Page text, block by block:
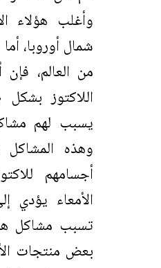
وأغلب
شمال أوروبا،
من العالم،
اللاكتوز
يسبب لهم
وهذه
أجسامهم
الأمعاء يؤدي
تسبب مشاكل
بعض منتجات